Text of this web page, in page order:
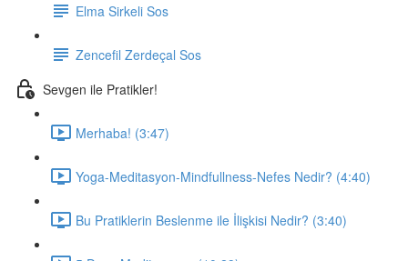
Elma Sirkeli Sos
Zencefil Zerdeçal Sos
Sevgen ile Pratikler!
Merhaba! (3:47)
Yoga-Meditasyon-Mindfullness-Nefes Nedir? (4:40)
Bu Pratiklerin Beslenme ile İlişkisi Nedir? (3:40)